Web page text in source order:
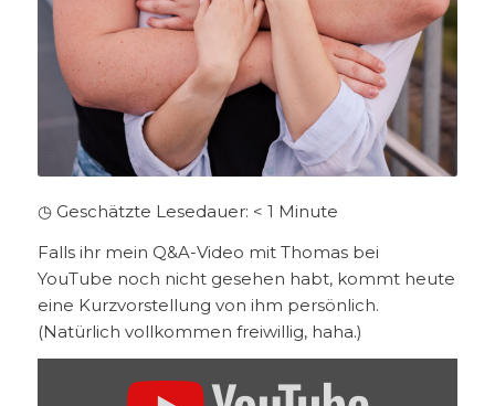
◷ Geschätzte Lesedauer: < 1 Minute
Falls ihr mein Q&A-Video mit Thomas bei
YouTube noch nicht gesehen habt, kommt heute
eine Kurzvorstellung von ihm persönlich.
(Natürlich vollkommen freiwillig, haha.)